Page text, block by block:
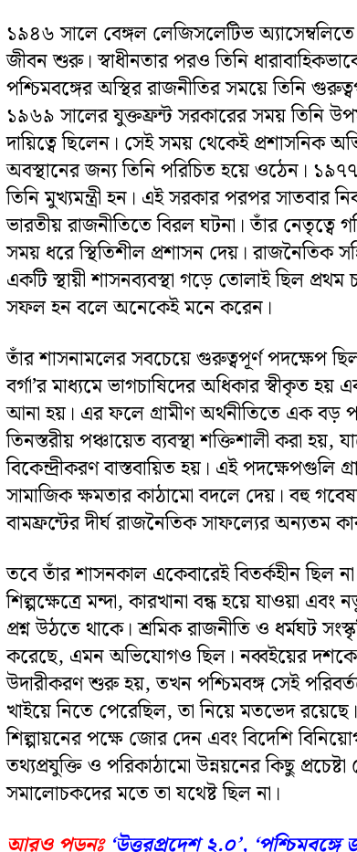
১৯৪৬ সালে বেঙ্গল লেজিসলেটিভ অ্যাসেম্বলিতে
জীবন শুরু। স্বাধীনতার পরও তিনি
পশ্চিমবঙ্গের অস্থির রাজনীতির সময়ে তিনি
১৯৬৯ সালের যুক্তফ্রন্ট সরকারের সময় তিনি
দায়িত্বে ছিলেন। সেই সময় থেকেই প্রশাসনিক
অবস্থানের জন্য তিনি পরিচিত হয়ে ওঠেন।
তিনি মুখ্যমন্ত্রী হন। এই সরকার পরপর সাতবার
ভারতীয় রাজনীতিতে বিরল ঘটনা। তাঁর নেতৃত্বে
সময় ধরে স্থিতিশীল প্রশাসন দেয়। রাজনৈতিক
একটি স্থায়ী শাসনব্যবস্থা গড়ে তোলাই ছিল প্রথম
সফল হন বলে অনেকেই মনে করেন।
তাঁর শাসনামলের সবচেয়ে গুরুত্বপূর্ণ পদক্ষেপ
বর্গা’র মাধ্যমে ভাগচাষিদের অধিকার স্বীকৃত হয়
আনা হয়। এর ফলে গ্রামীণ অর্থনীতিতে এক বড়
তিনস্তরীয় পঞ্চায়েত ব্যবস্থা শক্তিশালী করা হয়,
বিকেন্দ্রীকরণ বাস্তবায়িত হয়। এই পদক্ষেপগুলি
সামাজিক ক্ষমতার কাঠামো বদলে দেয়। বহু
বামফ্রন্টের দীর্ঘ রাজনৈতিক সাফল্যের অন্যতম
তবে তাঁর শাসনকাল একেবারেই বিতর্কহীন
শিল্পক্ষেত্রে মন্দা, কারখানা বন্ধ হয়ে যাওয়া
প্রশ্ন উঠতে থাকে। শ্রমিক রাজনীতি ও ধর্মঘট
করেছে, এমন অভিযোগও ছিল। নব্বইয়ের দশকে
উদারীকরণ শুরু হয়, তখন পশ্চিমবঙ্গ সেই
খাইয়ে নিতে পেরেছিল, তা নিয়ে মতভেদ
শিল্পায়নের পক্ষে জোর দেন এবং বিদেশি
তথ্যপ্রযুক্তি ও পরিকাঠামো উন্নয়নের কিছু
সমালোচকদের মতে তা যথেষ্ট ছিল না।
আরও পড়ুনঃ ‘উত্তরপ্রদেশ ২.০’,